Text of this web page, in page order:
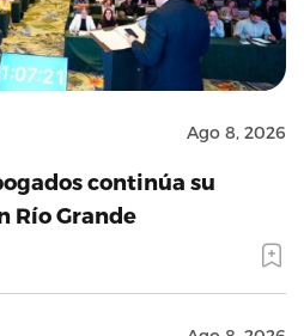
Ago 8, 2026
continúa su
Río Grande